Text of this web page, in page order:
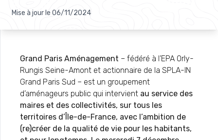
Mise à jour le 06/11/2024
Grand Paris Aménagement – fédéré à l’EPA Orly-
Rungis Seine-Amont et actionnaire de la SPLA-IN
Grand Paris Sud – est un groupement
d’aménageurs public qui intervient au service des
maires et des collectivités, sur tous les
territoires d’Île-de-France, avec l’ambition de
(re)créer de la qualité de vie pour les habitants,